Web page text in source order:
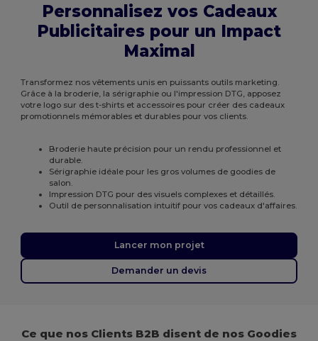
Personnalisez vos Cadeaux
Publicitaires pour un Impact
Maximal
Transformez nos vêtements unis en puissants outils marketing.
Grâce à la broderie, la sérigraphie ou l'impression DTG, apposez
votre logo sur des t-shirts et accessoires pour créer des cadeaux
promotionnels mémorables et durables pour vos clients.
Broderie haute précision pour un rendu professionnel et
durable.
Sérigraphie idéale pour les gros volumes de goodies de
salon.
Impression DTG pour des visuels complexes et détaillés.
Outil de personnalisation intuitif pour vos cadeaux d'affaires.
Lancer mon projet
Demander un devis
Ce que nos Clients B2B disent de nos Goodies